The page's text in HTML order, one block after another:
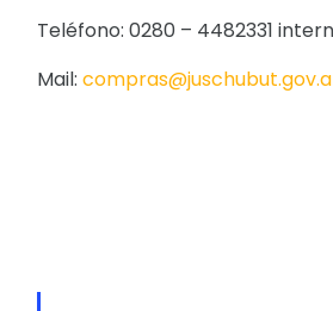
Teléfono: 0280 – 4482331
Mail: